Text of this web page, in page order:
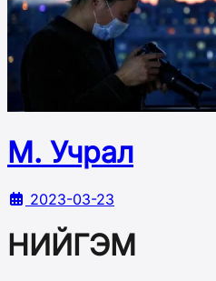
М. Учрал
2023-03-23
НИЙГЭМ